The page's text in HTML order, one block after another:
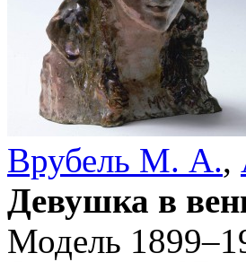
Врубель М. А.,
Девушка в
Модель